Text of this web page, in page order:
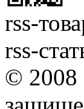
rss-
rss-
© 2008